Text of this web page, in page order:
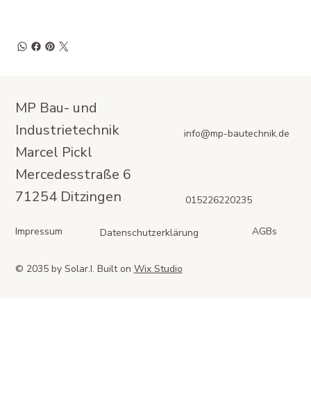
MP Bau- und
Industrietechnik
Marcel Pickl
Mercedesstraße 6
71254 Ditzingen
info@mp-bautechnik.de
015226220235
Impressum Datenschutzerklärung AGBs
© 2035 by Solar.I. Built on Wix Studio